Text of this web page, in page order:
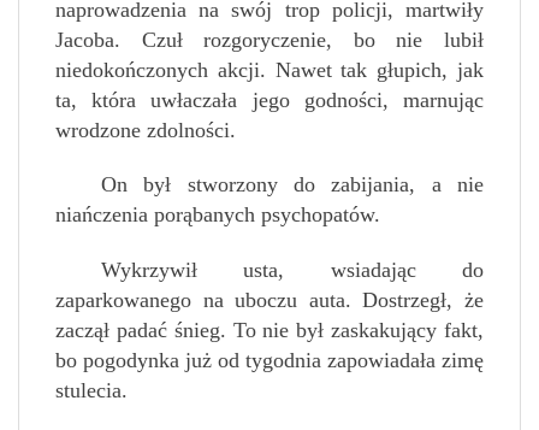
naprowadzenia na swój trop policji, martwiły
Jacoba. Czuł rozgoryczenie, bo nie lubił
niedokończonych akcji. Nawet tak głupich, jak
ta, która uwłaczała jego godności, marnując
wrodzone zdolności.
On był stworzony do zabijania, a nie
niańczenia porąbanych psychopatów.
Wykrzywił usta, wsiadając do
zaparkowanego na uboczu auta. Dostrzegł, że
zaczął padać śnieg. To nie był zaskakujący fakt,
bo pogodynka już od tygodnia zapowiadała zimę
stulecia.